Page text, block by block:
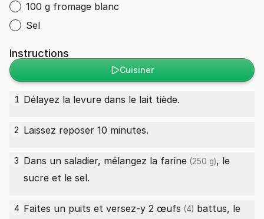
100 g fromage blanc
Sel
Instructions
Cuisiner
1 Délayez la levure dans le lait tiède.
2 Laissez reposer 10 minutes.
3 Dans un saladier, mélangez la farine (250 g), le
sucre et le sel.
4 Faites un puits et versez-y 2 œufs (4) battus, le